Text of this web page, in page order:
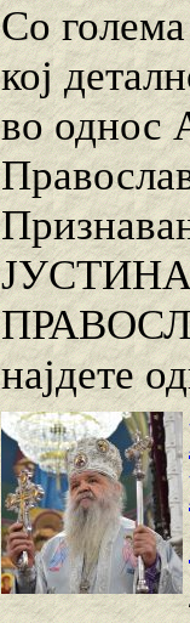
Со
кој
во однос
најдете